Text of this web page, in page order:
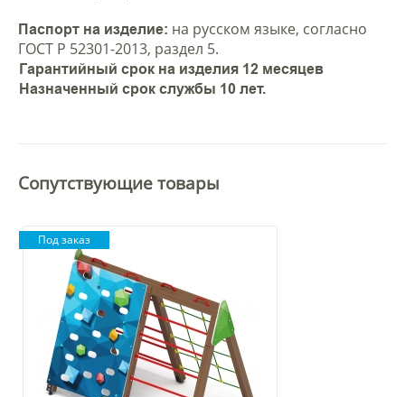
Паспорт на изделие: на русском языке, согласно
ГОСТ Р 52301-2013, раздел 5.
Гарантийный срок на изделия 12 месяцев
Назначенный срок службы 10 лет.
Сопутствующие товары
Под заказ